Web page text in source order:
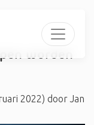
worden
2022) door Jan